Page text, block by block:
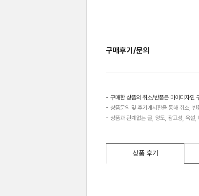
구매후기/문의
- 구매한 상품의 취소/반품은 마이디자인
- 상품문의 및 후기게시판을 통해 취소, 반
- 상품과 관계없는 글, 양도, 광고성, 욕설,
상품 후기